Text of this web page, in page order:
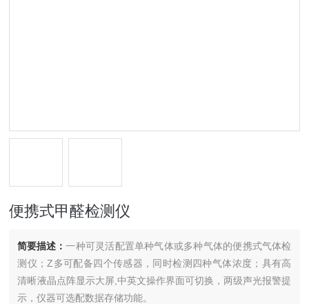
便携式甲醛检测仪
简要描述：一种可灵活配置单种气体或多种气体的便携式气体检
测仪；Z多可配备四个传感器，同时检测四种气体浓度；具有高
清晰液晶点阵显示大屏,中英文操作界面可切换，两级声光报警提
示，仪器可选配数据存储功能。